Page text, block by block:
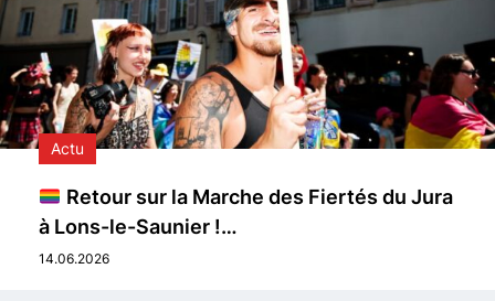
Actu
Retour sur la Marche des Fiertés du Jura
à Lons-le-Saunier !…
14.06.2026